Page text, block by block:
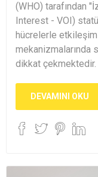
(WHO) tarafından
Interest - VOI)
hücrelerle
dikkat çekmektedir.
DEVAMINI OKU